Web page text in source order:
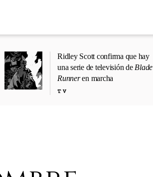
Ridley Scott confirma que hay
una serie de televisión de Blade
Runneren marcha
TV